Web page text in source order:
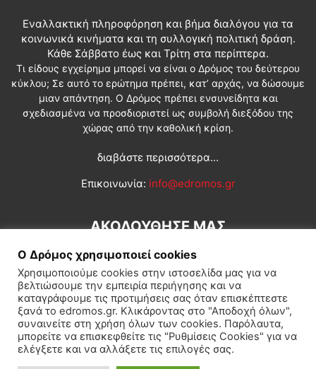
Εναλλακτική πληροφόρηση και βήμα διαλόγου για τα
κοινωνικά κινήματα και τη συλλογική πολιτική δράση.
Κάθε Σάββατο έως και Τρίτη στα περίπτερα.
Τι είδους εγχείρημα μπορεί να είναι ο Δρόμος του δεύτερου
κύκλου; Σε αυτό το ερώτημα πρέπει, κατ’ αρχάς, να δώσουμε
μιαν απάντηση. Ο Δρόμος πρέπει ενσυνείδητα και
σχεδιασμένα να προσδιοριστεί ως συμβολή διεξόδου της
χώρας από την καθολική κρίση.
διαβάστε περισσότερα...
Επικοινωνία: info@edromos.gr
ΑΚΟΛΟΥΘΗΣΕ ΜΑΣ
Εγγραφή συνδρομητή Πολιτική Διεθνή Κοινωνία
Πολιτισμός Αφιερώματα
Ο Δρόμος χρησιμοποιεί cookies
Χρησιμοποιούμε cookies στην ιστοσελίδα μας για να
βελτιώσουμε την εμπειρία περιήγησης και να
καταγράφουμε τις προτιμήσεις σας όταν επισκέπτεστε
ξανά το edromos.gr. Κλικάροντας στο "Αποδοχή όλων",
συναινείτε στη χρήση όλων των cookies. Παρόλαυτα,
μπορείτε να επισκεφθείτε τις "Ρυθμίσεις Cookies" για να
ελέγξετε και να αλλάξετε τις επιλογές σας.